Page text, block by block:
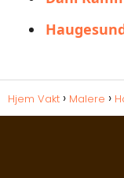
Hjem Vakt Malere